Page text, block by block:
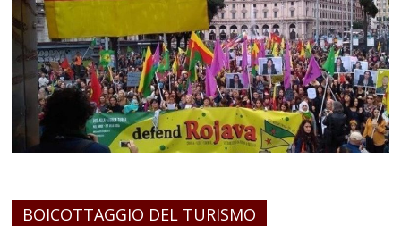
BOICOTTAGGIO DEL TURISMO